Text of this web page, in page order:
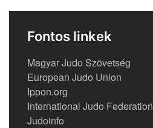
Fontos linkek
Magyar Judo Szövetség
European Judo Union
Ippon.org
International Judo Federation
Judoinfo